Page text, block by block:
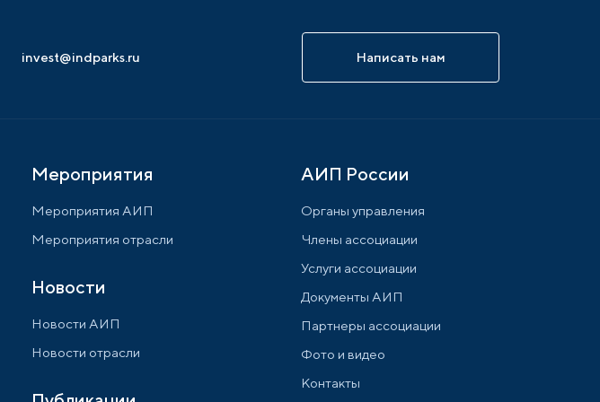
invest@indparks.ru Написать нам
Мероприятия
Мероприятия АИП
Мероприятия отрасли
Новости
Новости АИП
Новости отрасли
АИП России
Органы управления
Члены ассоциации
Услуги ассоциации
Документы АИП
Партнеры ассоциации
Фото и видео
Контакты